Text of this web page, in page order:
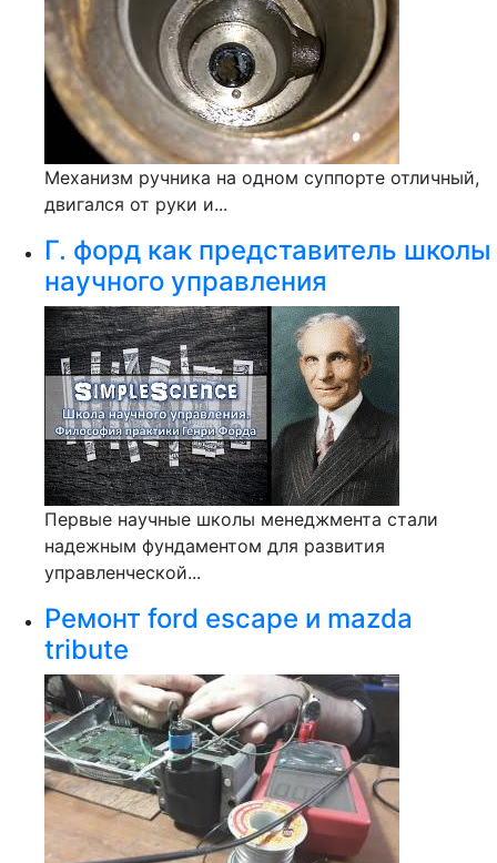
Механизм ручника на одном суппорте отличный,
двигался от руки и...
Г. форд как представитель школы
научного управления
Первые научные школы менеджмента стали
надежным фундаментом для развития
управленческой...
Ремонт ford escape и mazda
tribute